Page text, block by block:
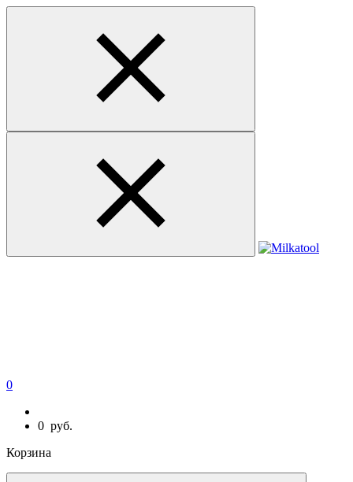
0
0 руб.
Корзина